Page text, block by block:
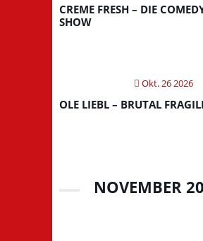
CREME FRESH – DIE
SHOW
Okt. 26 2026
OLE LIEBL – BRUTAL
NOVEMBER